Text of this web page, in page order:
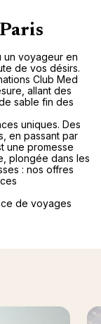
un voyageur en
de vos désirs.
Club Med
allant des
sable fin des
uniques. Des
en passant par
une promesse
plongée dans les
: nos offres
de voyages